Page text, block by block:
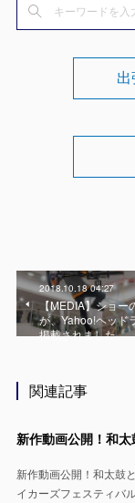
出
2018.10.18 04:27
【MEDIA】ショー
が、Yahoo!ヘッド
掲載されました。
関連記事
新作動画公開！和太鼓
イカーズフェスティバ